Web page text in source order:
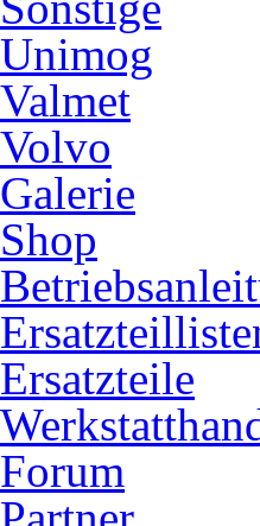
Unimog
Valmet
Volvo
Galerie
Shop
Ersatzteile
Forum